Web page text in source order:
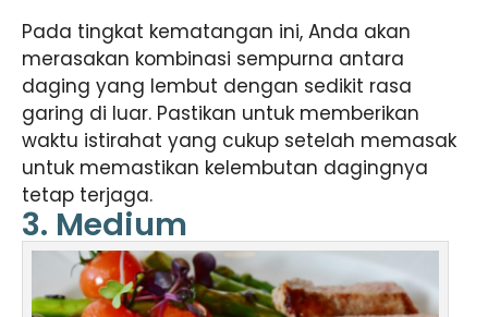
Pada tingkat kematangan ini, Anda akan
merasakan kombinasi sempurna antara
daging yang lembut dengan sedikit rasa
garing di luar. Pastikan untuk memberikan
waktu istirahat yang cukup setelah memasak
untuk memastikan kelembutan dagingnya
tetap terjaga.
3. Medium